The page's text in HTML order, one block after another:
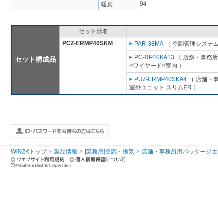
暖房
94
セット構成品
セット形名
PCZ-ERMP40SKM
PAR-38MA （ 空調管理システ
PC-RP40KA13 （ 店舗・事務
<ワイヤード>室内 ）
PUZ-ERMP40SKA4 （ 店舗・
室外ユニット スリムER ）
WIN2Kトップ 製品情報 [業務用]空調・換気 店舗・事務所用パッケージ